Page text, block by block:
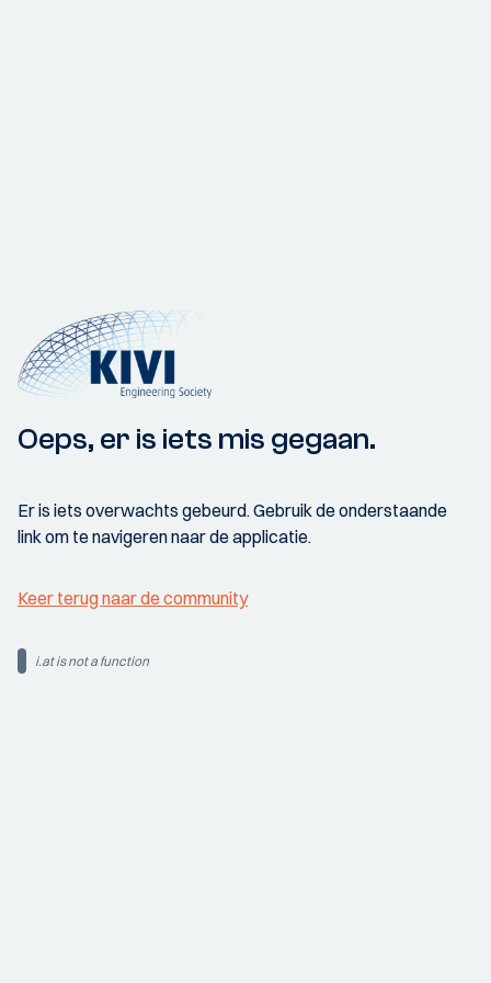
Oeps, er is iets mis gegaan.
Er is iets overwachts gebeurd. Gebruik de onderstaande
link om te navigeren naar de applicatie.
Keer terug naar de community
i.at is not a function